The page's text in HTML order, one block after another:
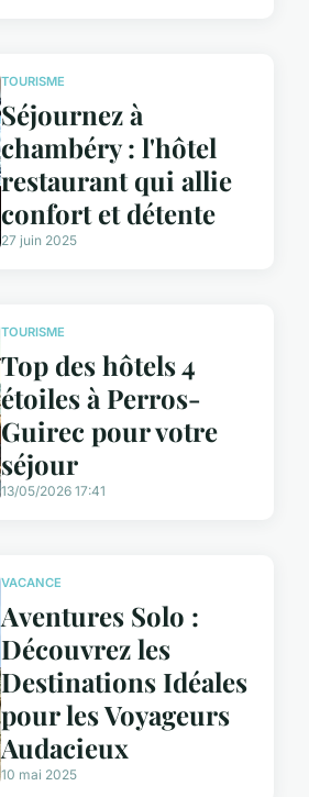
TOURISME
Séjournez à
chambéry : l'hôtel
restaurant qui allie
confort et détente
27 juin 2025
TOURISME
Top des hôtels 4
étoiles à Perros-
Guirec pour votre
séjour
13/05/2026 17:41
VACANCE
Aventures Solo :
Découvrez les
Destinations Idéales
pour les Voyageurs
Audacieux
10 mai 2025